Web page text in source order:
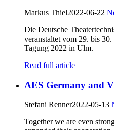
Markus Thiel2022-06-22
Die Deutsche
veranstaltet vom 29. bis
Tagung 2022 in Ulm.
Read full article
AES Germany and
Stefani Renner2022-05-13
Together we are even